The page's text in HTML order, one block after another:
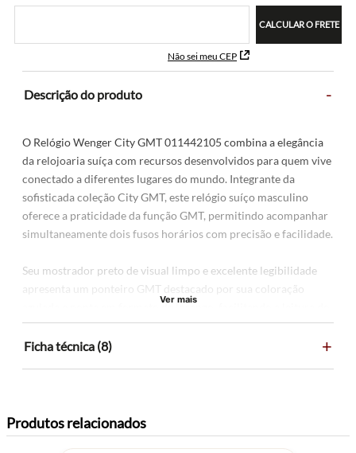
Não sei meu CEP
CALCULAR O FRETE
Descrição do produto -
O Relógio Wenger City GMT 011442105 combina a elegância
da relojoaria suíça com recursos desenvolvidos para quem vive
conectado a diferentes lugares do mundo. Integrante da
sofisticada coleção City GMT, este relógio suíço masculino
oferece a praticidade da função GMT, permitindo acompanhar
simultaneamente dois fusos horários com precisão e facilidade.
Seu mostrador preto de visual limpo e excelente legibilidade
apresenta um ponteiro GMT destacado por sua coloração
azulada e ponta em formato de losango, facilitando a leitura do
segundo horário. As mãos contam com revestimento Super-
LumiNova®, garantindo ótima visibilidade mesmo em
PVD confere um visual moderno, elegante e discreto, enquanto
a pulseira preta em couro proporciona conforto e sofisticação
Ver mais
Ficha técnica (8) +
Produtos relacionados